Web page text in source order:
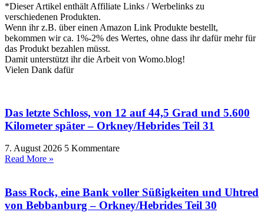
*Dieser Artikel enthält Affiliate Links / Werbelinks zu
verschiedenen Produkten.
Wenn ihr z.B. über einen Amazon Link Produkte bestellt,
bekommen wir ca. 1%-2% des Wertes, ohne dass ihr dafür mehr für
das Produkt bezahlen müsst.
Damit unterstützt ihr die Arbeit von Womo.blog!
Vielen Dank dafür
Das letzte Schloss, von 12 auf 44,5 Grad und 5.600
Kilometer später – Orkney/Hebrides Teil 31
7. August 2026 5 Kommentare
Read More »
Bass Rock, eine Bank voller Süßigkeiten und Uhtred
von Bebbanburg – Orkney/Hebrides Teil 30